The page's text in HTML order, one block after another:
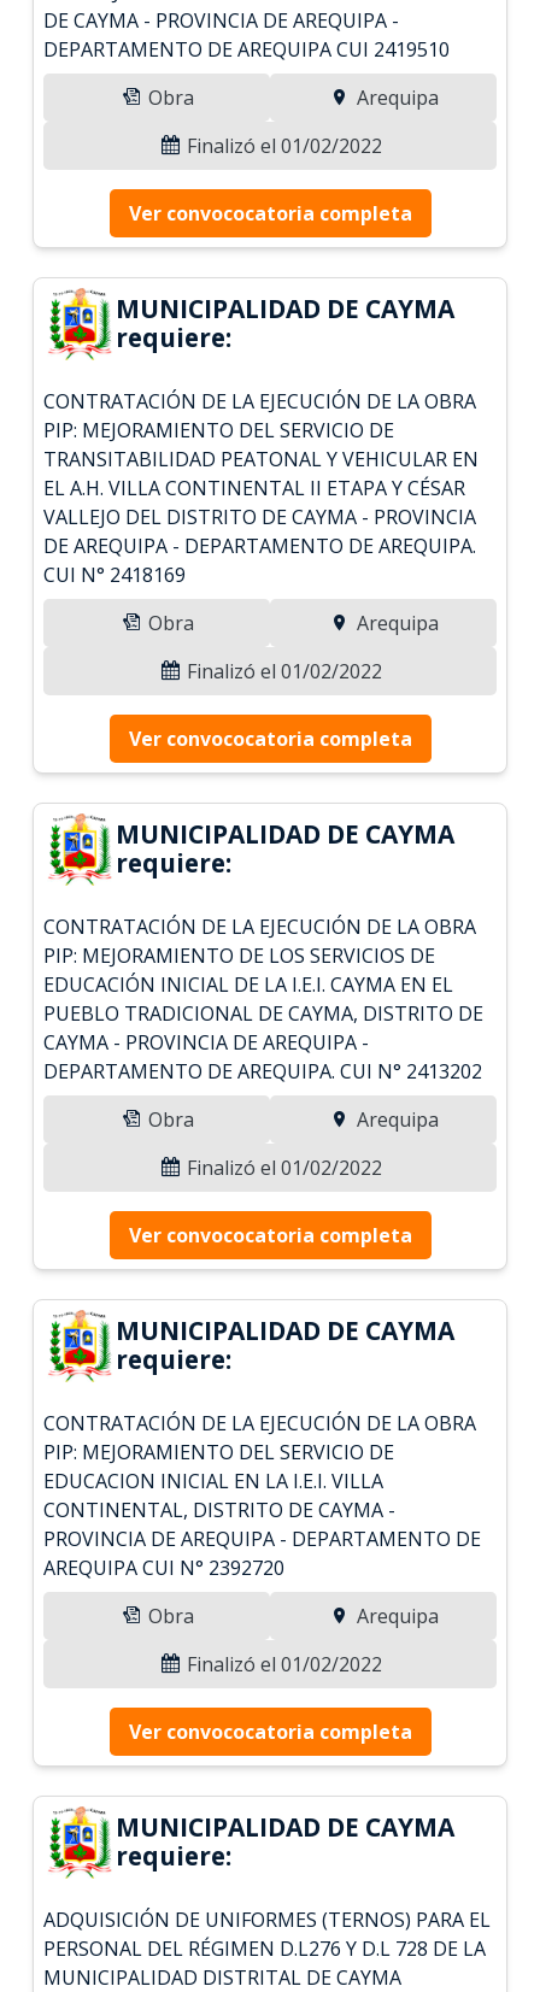
DE CAYMA - PROVINCIA DE AREQUIPA -
DEPARTAMENTO DE AREQUIPA CUI 2419510
Obra
Arequipa
Finalizó el 01/02/2022
Ver convococatoria completa
MUNICIPALIDAD DE CAYMA
requiere:
CONTRATACIÓN DE LA EJECUCIÓN DE LA OBRA
PIP: MEJORAMIENTO DEL SERVICIO DE
TRANSITABILIDAD PEATONAL Y VEHICULAR EN
EL A.H. VILLA CONTINENTAL II ETAPA Y CÉSAR
VALLEJO DEL DISTRITO DE CAYMA - PROVINCIA
DE AREQUIPA - DEPARTAMENTO DE AREQUIPA.
CUI N° 2418169
Obra
Arequipa
Finalizó el 01/02/2022
Ver convococatoria completa
MUNICIPALIDAD DE CAYMA
requiere:
CONTRATACIÓN DE LA EJECUCIÓN DE LA OBRA
PIP: MEJORAMIENTO DE LOS SERVICIOS DE
EDUCACIÓN INICIAL DE LA I.E.I. CAYMA EN EL
PUEBLO TRADICIONAL DE CAYMA, DISTRITO DE
CAYMA - PROVINCIA DE AREQUIPA -
DEPARTAMENTO DE AREQUIPA. CUI N° 2413202
Obra
Arequipa
Finalizó el 01/02/2022
Ver convococatoria completa
MUNICIPALIDAD DE CAYMA
requiere:
CONTRATACIÓN DE LA EJECUCIÓN DE LA OBRA
PIP: MEJORAMIENTO DEL SERVICIO DE
EDUCACION INICIAL EN LA I.E.I. VILLA
CONTINENTAL, DISTRITO DE CAYMA -
PROVINCIA DE AREQUIPA - DEPARTAMENTO DE
AREQUIPA CUI N° 2392720
Obra
Arequipa
Finalizó el 01/02/2022
Ver convococatoria completa
MUNICIPALIDAD DE CAYMA
requiere:
ADQUISICIÓN DE UNIFORMES (TERNOS) PARA EL
PERSONAL DEL RÉGIMEN D.L276 Y D.L 728 DE LA
MUNICIPALIDAD DISTRITAL DE CAYMA